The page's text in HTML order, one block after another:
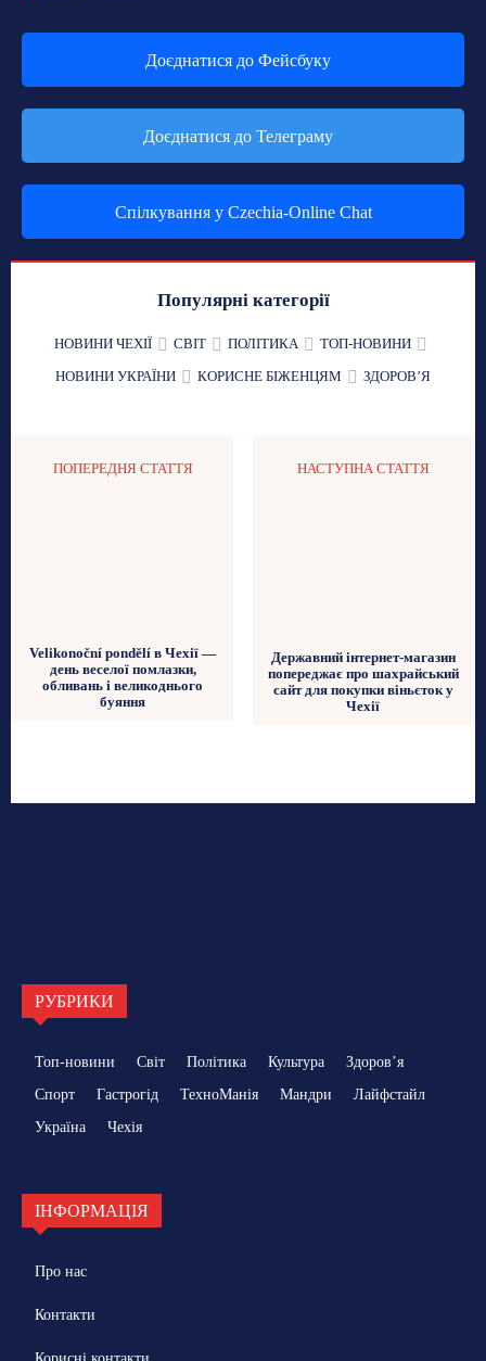
Доєднатися до Фейсбуку
Доєднатися до Телеграму
Спілкування у Czechia-Online Chat
Популярні категорії
НОВИНИ ЧЕХІЇ СВІТ ПОЛІТИКА
ТОП-НОВИНИ
НОВИНИ УКРАЇНИ
КОРИСНЕ БІЖЕНЦЯМ ЗДОРОВʼЯ
ПОПЕРЕДНЯ СТАТТЯ
Velikonoční pondělí в Чехії —
день веселої помлазки,
обливань і великоднього
буяння
НАСТУПНА СТАТТЯ
Державний інтернет-магазин
попереджає про шахрайський
сайт для покупки віньєток у
Чехії
РУБРИКИ
Топ-новини Світ Політика Культура
Здоровʼя
Спорт
Гастрогід ТехноМанія Мандри
Лайфстайл
Україна
Чехія
ІНФОРМАЦІЯ
Про нас
Контакти